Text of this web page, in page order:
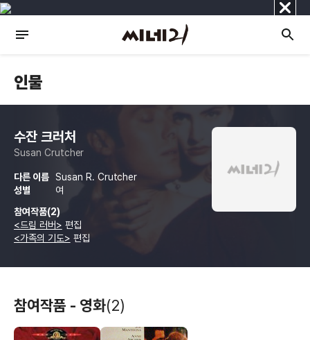
닫
기
인물
수잔 크러처
Susan Crutcher
다른 이름
Susan R. Crutcher
성별
여
참여작품(2)
<드림 러버> 편집
<가족의 기도> 편집
참여작품 - 영화(2)